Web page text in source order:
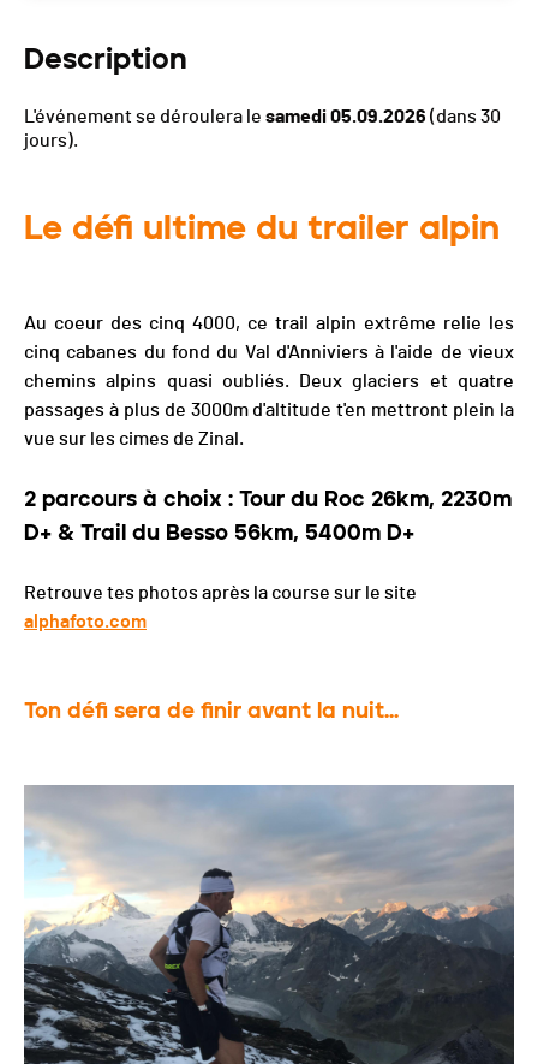
Description
L'événement se déroulera le samedi 05.09.2026 (dans 30
jours).
Le défi ultime du trailer alpin
Au coeur des cinq 4000, ce trail alpin extrême relie les
cinq cabanes du fond du Val d'Anniviers à l'aide de vieux
chemins alpins quasi oubliés. Deux glaciers et quatre
passages à plus de 3000m d'altitude t'en mettront plein la
vue sur les cimes de Zinal.
2 parcours à choix : Tour du Roc 26km, 2230m
D+ & Trail du Besso 56km, 5400m D+
Retrouve tes photos après la course sur le site
alphafoto.com
Ton défi sera de finir avant la nuit...